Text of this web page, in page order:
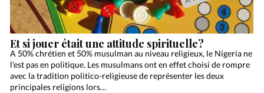
Et si jouer était une attitude spirituelle?
A 50% chrétien et 50% musulman au niveau religieux, le Nigeria ne
l’est pas en politique. Les musulmans ont en effet choisi de rompre
avec la tradition politico-religieuse de représenter les deux
principales religions lors…